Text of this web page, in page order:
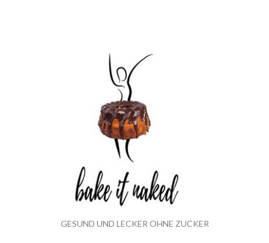
GESUND UND LECKER OHNE ZUCKER